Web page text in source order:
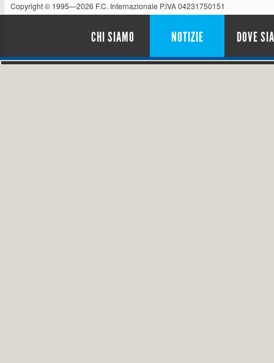
Copyright © 1995—2026 F.C. Internazionale P.IVA 04231750151
CHI SIAMO NOTIZIE DOVE